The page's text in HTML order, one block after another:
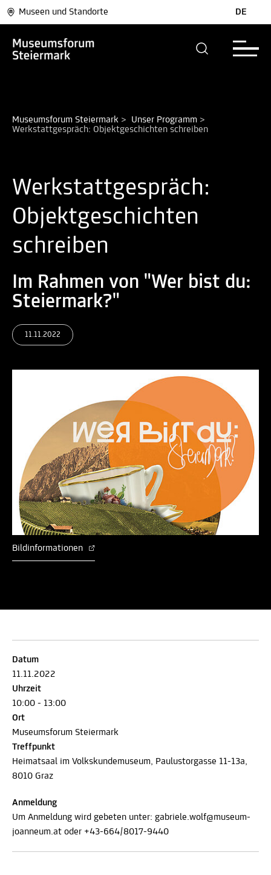
Museen und Standorte DE
Museumsforum Steiermark > Unser Programm >
Werkstattgespräch: Objektgeschichten schreiben
Werkstattgespräch:
Objektgeschichten
schreiben
Im Rahmen von "Wer bist du:
Steiermark?"
11.11.2022
Bildinformationen
Datum
11.11.2022
Uhrzeit
10:00 - 13:00
Ort
Museumsforum Steiermark
Treffpunkt
Heimatsaal im Volkskundemuseum, Paulustorgasse 11-13a,
8010 Graz
Anmeldung
Um Anmeldung wird gebeten unter: gabriele.wolf@museum-
joanneum.at oder +43-664/8017-9440